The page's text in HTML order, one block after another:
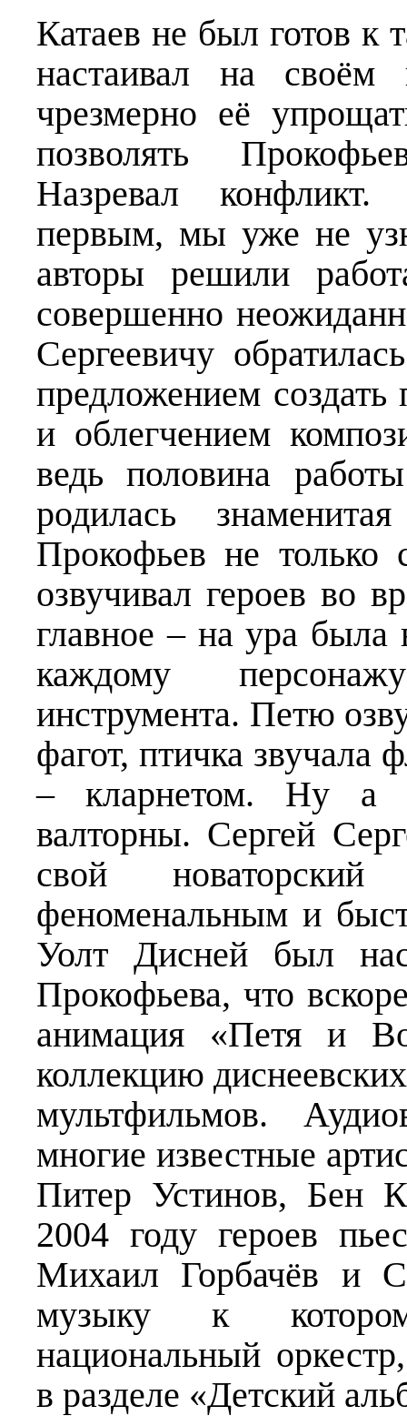
Катаев не был готов к
настаивал на
чрезмерно её
позволять
Назревал
первым, мы уже не
авторы решили
совершенно
Сергеевичу
предложением
и облегчением
ведь половина
родилась
Прокофьев не только
озвучивал героев во
главное – на ура была
каждому
инструмента. Петю
фагот, птичка звучала
– кларнетом. Ну а
валторны. Сергей
свой
феноменальным и
Уолт Дисней был
Прокофьева, что
анимация «Петя и
коллекцию диснеевских
мультфильмов.
многие известные
Питер Устинов, Бен
2004 году героев
Михаил Горбачёв и
музыку к
национальный
в разделе «Детский